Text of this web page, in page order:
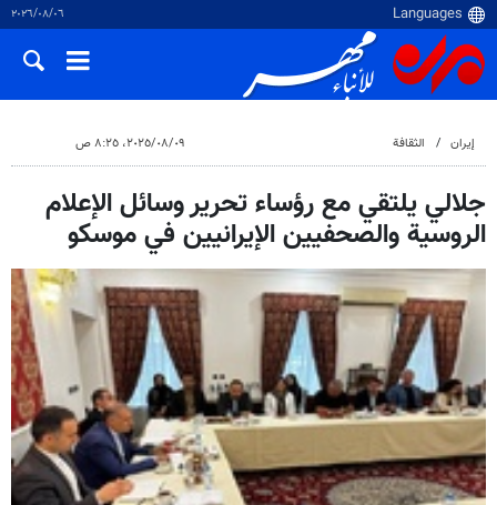
٠٦‏/٠٨‏/٢٠٢٦
إيران الثقافة ٠٩‏/٠٨‏/٢٠٢٥، ٨:٢٥ ص
جلالي یلتقي مع رؤساء تحرير وسائل الإعلام
الروسية والصحفيين الإيرانيين في موسكو